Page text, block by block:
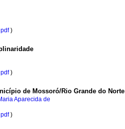
pdf)
pdf)
de Mossoró/Rio Grande do Norte
Aparecida de
pdf)